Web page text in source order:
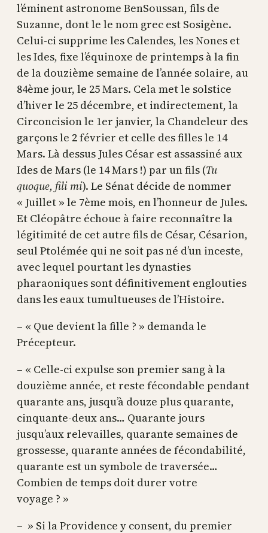
l’éminent astronome BenSoussan, fils de
Suzanne, dont le le nom grec est Sosigène.
Celui-ci supprime les Calendes, les Nones et
les Ides, fixe l’équinoxe de printemps à la fin
de la douzième semaine de l’année solaire, au
84ème jour, le 25 Mars. Cela met le solstice
d’hiver le 25 décembre, et indirectement, la
Circoncision le 1er janvier, la Chandeleur des
garçons le 2 février et celle des filles le 14
Mars. Là dessus Jules César est assassiné aux
Ides de Mars (le 14 Mars !) par un fils (Tu
quoque, fili mi). Le Sénat décide de nommer
« Juillet » le 7ème mois, en l’honneur de Jules.
Et Cléopâtre échoue à faire reconnaître la
légitimité de cet autre fils de César, Césarion,
seul Ptolémée qui ne soit pas né d’un inceste,
avec lequel pourtant les dynasties
pharaoniques sont définitivement englouties
dans les eaux tumultueuses de l’Histoire.
– « Que devient la fille ? » demanda le
Précepteur.
– « Celle-ci expulse son premier sang à la
douzième année, et reste fécondable pendant
quarante ans, jusqu’à douze plus quarante,
cinquante-deux ans… Quarante jours
jusqu’aux relevailles, quarante semaines de
grossesse, quarante années de fécondabilité,
quarante est un symbole de traversée…
Combien de temps doit durer votre
voyage ? »
– » Si la Providence y consent, du premier